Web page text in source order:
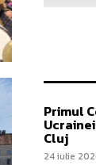
Primul
Cluj
24 iulie